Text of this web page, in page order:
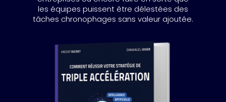
les équipes puissent être délestées des
tâches chronophages sans valeur ajoutée.